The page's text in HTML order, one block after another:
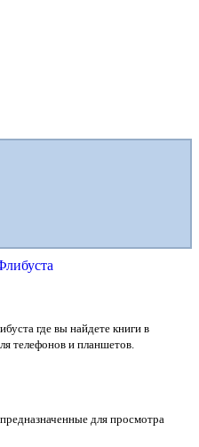
где вы найдете книги в
телефонов и планшетов.
для просмотра